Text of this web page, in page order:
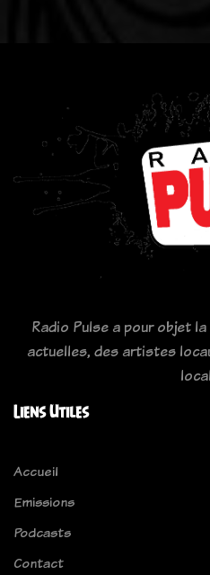
Radio Pulse a pour objet
actuelles, des artistes
Liens Utiles
Accueil
Emissions
Podcasts
Contact